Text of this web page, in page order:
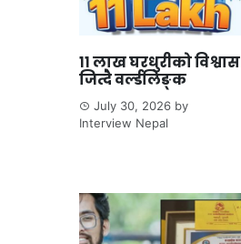
११ लाख घरधुरीको विश्वास
जित्दै वर्ल्डलिङ्क
July 30, 2026 by
Interview Nepal